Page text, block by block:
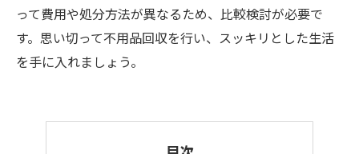
って費用や処分方法が異なるため、比較検討が必要で
す。思い切って不用品回収を行い、スッキリとした生活
を手に入れましょう。